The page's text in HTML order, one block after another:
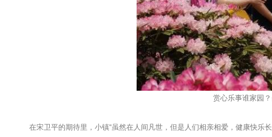
赏心乐事谁家园
在宋卫平的期待里，小镇“虽然在人间凡世，但是人们相亲相爱，健康快